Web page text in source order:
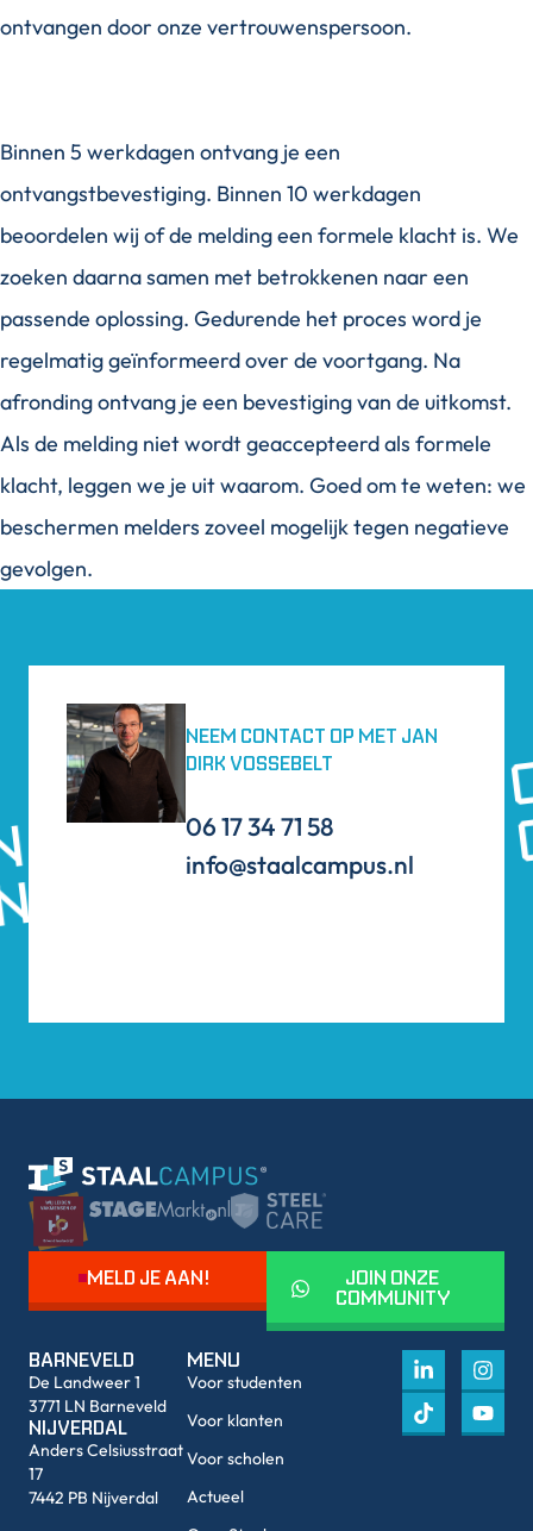
ontvangen door onze vertrouwenspersoon.
Binnen 5 werkdagen ontvang je een
ontvangstbevestiging. Binnen 10 werkdagen
beoordelen wij of de melding een formele klacht is. We
zoeken daarna samen met betrokkenen naar een
passende oplossing. Gedurende het proces word je
regelmatig geïnformeerd over de voortgang. Na
afronding ontvang je een bevestiging van de uitkomst.
Als de melding niet wordt geaccepteerd als formele
klacht, leggen we je uit waarom. Goed om te weten: we
beschermen melders zoveel mogelijk tegen negatieve
gevolgen.
OPLEIDING?
INTERESSE IN EEN
OPLEIDING?
INTERESSE INEEN
NEEM CONTACT OP MET JAN
DIRK VOSSEBELT
06 17 34 71 58
info@staalcampus.nl
MELD JE AAN! JOIN ONZE
COMMUNITY
BARNEVELD
De Landweer 1
3771 LN Barneveld
NIJVERDAL
Anders Celsiusstraat
17
7442 PB Nijverdal
MENU
Voor studenten
Voor klanten
Voor scholen
Actueel